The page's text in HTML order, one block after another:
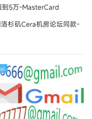
到5万-MasterCard
杉矶Cera机房论坛同款-